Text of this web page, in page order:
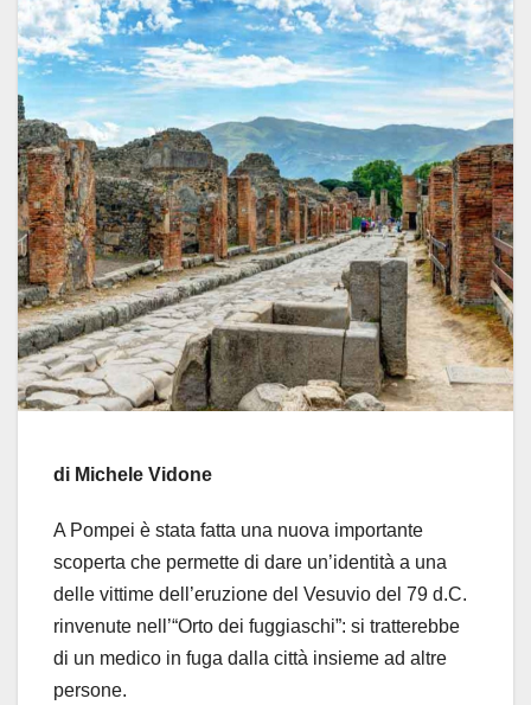
di Michele Vidone
A Pompei è stata fatta una nuova importante
scoperta che permette di dare un’identità a una
delle vittime dell’eruzione del Vesuvio del 79 d.C.
rinvenute nell’“Orto dei fuggiaschi”: si tratterebbe
di un medico in fuga dalla città insieme ad altre
persone.